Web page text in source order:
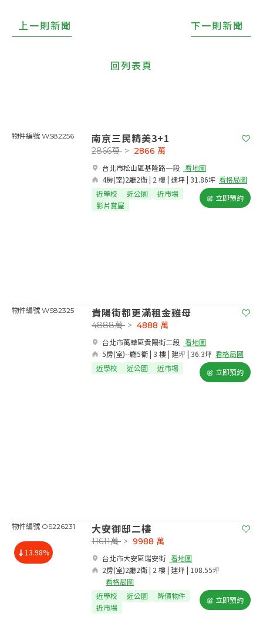
上一則新聞 下一則新聞
回列表頁
物件編號 WS82256 南京三民精美3+1
台北市松山區基隆路一段​ 看地圖
4房(室)2廳2衛 | 2 樓 | 建坪 | 31.86坪 看格局圖
2866萬 > 2866 萬
近學校 近公園
近市場
影片賞屋
立即預約
物件編號 WS82325 貴陽街都更滿租金雞母
台北市萬華區貴陽街二段​ 看地圖
5房(室)--廳5衛 | 3 樓 | 建坪 | 36.3坪 看格局圖
4888萬 > 4888 萬
近學校 近公園 近市場 立即預約
物件編號 OS226231
13.98%
大安御邸二樓
台北市大安區瑞安街​ 看地圖
2房(室)2廳2衛 | 2 樓 | 建坪 | 108.55坪
看格局圖
11611萬 > 9988 萬
近學校 近公園
降價物件
近市場
立即預約